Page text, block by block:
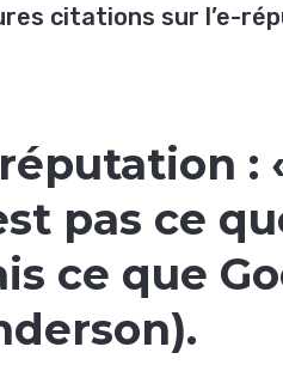
citations sur l’e-
:
pas ce
ce que